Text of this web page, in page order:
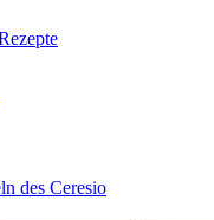
des Ceresio